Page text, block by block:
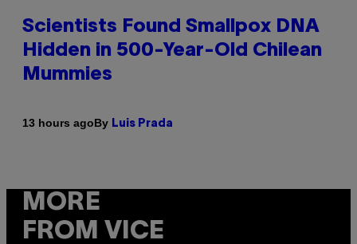
Scientists Found Smallpox DNA
Hidden in 500-Year-Old Chilean
Mummies
13 hours agoBy Luis Prada
MORE
FROM VICE